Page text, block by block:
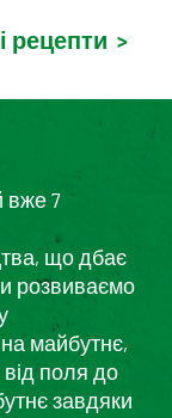
рецепти >
вже 7
що дбає
розвиваємо
майбутнє,
поля до
завдяки